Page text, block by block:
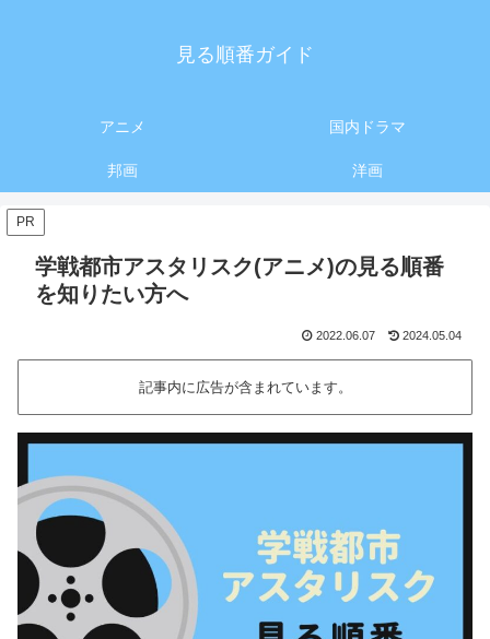
見る順番ガイド
アニメ 国内ドラマ
邦画 洋画
PR
学戦都市アスタリスク(アニメ)の見る順番
を知りたい方へ
2022.06.07 2024.05.04
記事内に広告が含まれています。